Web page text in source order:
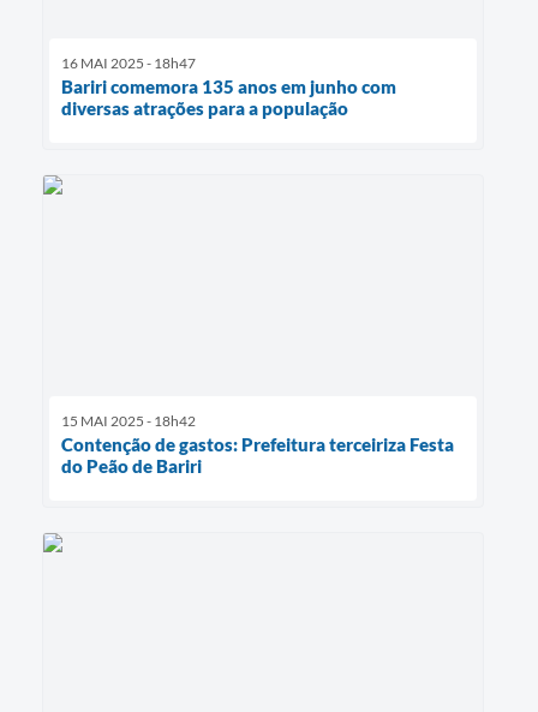
16 MAI 2025 - 18h47
Bariri comemora 135 anos em junho com
diversas atrações para a população
15 MAI 2025 - 18h42
Contenção de gastos: Prefeitura terceiriza Festa
do Peão de Bariri